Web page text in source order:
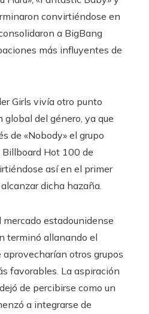
convirtiéndose en
a BigBang
más influyentes de
Girls vivía otro punto
del género, ya que
de «Nobody» el grupo
Hot 100 de
así en el primer
dicha hazaña.
mercado estadounidense
terminó allanando el
otros grupos
favorables. La aspiración
de percibirse como un
a integrarse de